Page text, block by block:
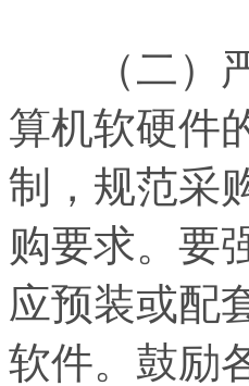
（二）严
算机软硬件
制，规范采
购要求。要
应预装或配
软件。鼓励